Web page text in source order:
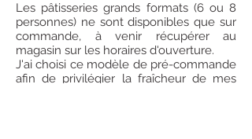
Les pâtisseries grands formats (6 ou 8
personnes) ne sont disponibles que sur
commande, à venir récupérer au
magasin sur les horaires d'ouverture.
J'ai choisi ce modèle de pré-commande
afin de privilégier la fraîcheur de mes